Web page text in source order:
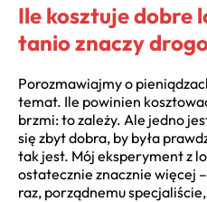
Ile kosztuje dobre
tanio znaczy
Porozmawiajmy o
temat. Ile powinien
brzmi: to zależy. Ale jedno
się zbyt dobra, by była
tak jest. Mój eksperyment z
ostatecznie znacznie więcej
raz, porządnemu